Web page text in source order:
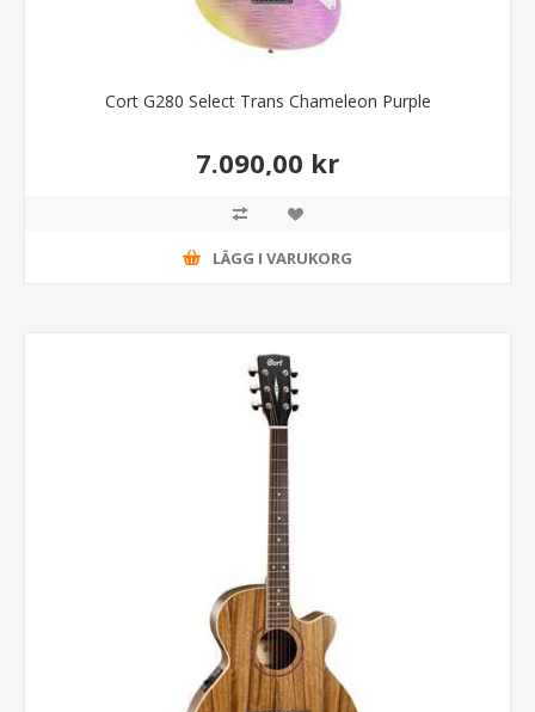
Cort G280 Select Trans Chameleon Purple
7.090,00 kr
LÄGG I VARUKORG